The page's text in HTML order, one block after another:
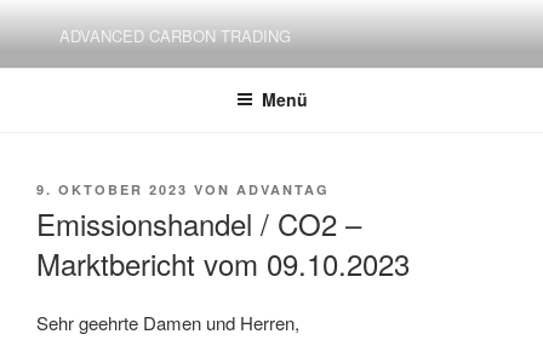
springen
ADVANCED CARBON TRADING
Menü
VERÖFFENTLICHT
9. OKTOBER 2023 VON ADVANTAG
Emissionshandel / CO2 –
Marktbericht vom 09.10.2023
Sehr geehrte Damen und Herren,